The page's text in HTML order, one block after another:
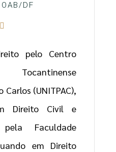
DF
pelo Centro
(UNITPAC),
Direito Civil e
Faculdade
em Direito